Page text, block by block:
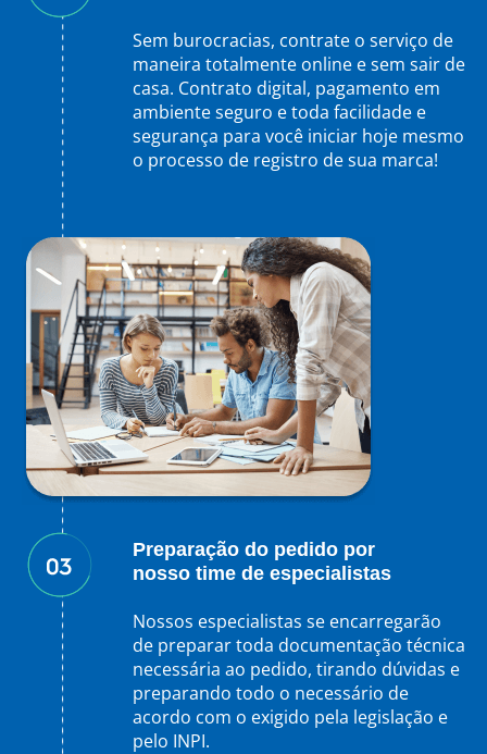
Sem burocracias, contrate o serviço de
maneira totalmente online e sem sair de
casa. Contrato digital, pagamento em
ambiente seguro e toda facilidade e
segurança para você iniciar hoje mesmo
o processo de registro de sua marca!
Preparação do pedido por
nosso time de especialistas
Nossos especialistas se encarregarão
de preparar toda documentação técnica
necessária ao pedido, tirando dúvidas e
preparando todo o necessário de
acordo com o exigido pela legislação e
pelo INPI.